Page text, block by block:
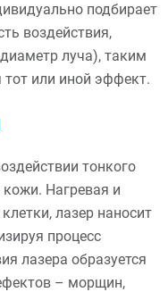
подбирает
воздействия,
луча), таким
или иной эффект.
тонкого
кожи. Нагревая и
лазер наносит
процесс
лазера образуется
– морщин,